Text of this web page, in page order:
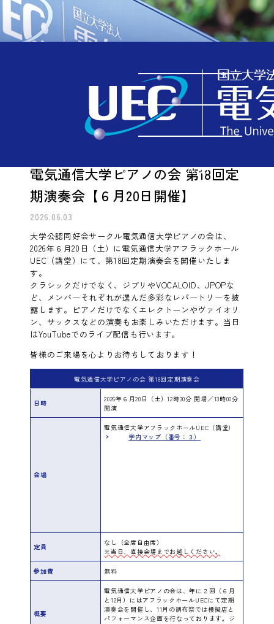
MENU
イベント情報
電気通信大学ピアノの会 第18回定
期演奏会【６月20日開催】
2026.06.03
大学公認同好会サークル電気通信大学ピアノの会は、
2026年６月20日（土）に電気通信大学アフラックホール
UEC（講堂）にて、第18回定期演奏会を開催いたしま
す。
クラシックだけでなく、ジブリやVOCALOID、JPOPな
ど、メンバーそれぞれが選んだ多彩なレパートリーを披
露します。ピアノだけでなくエレクトーンやヴァイオリ
ン、サックスなどの演奏もお楽しみいただけます。当日
はYouTubeでのライブ配信も行います。
皆様のご来場を心よりお待ちしております！
電気通信大学ピアノの会 第18回定期演奏会
日時
2026年６月20日（土）12時30分 開場／13時00分
開演
会場
電気通信大学アフラックホールUEC（講堂）
学内マップ（番号：３）
定員
なし（全席自由席）
※当日、直接会場までお越しください。
参加費 無料
概要
電気通信大学ピアノの会は、年に２回（６月
と12月）にはアフラックホールUECにて定期
演奏会を開催し、11月の調布祭では模擬店と
パフォーマンス企画を行なっております。ジ